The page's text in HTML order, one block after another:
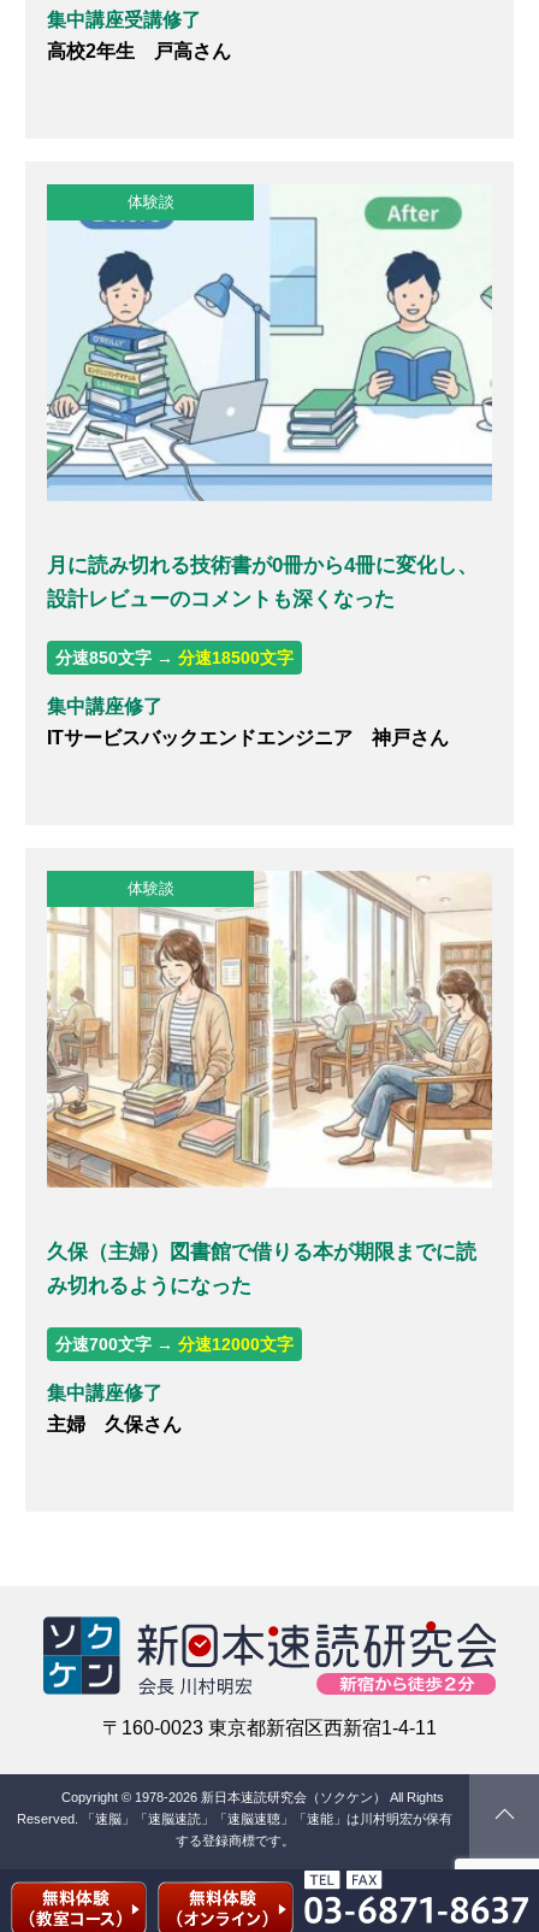
集中講座受講修了
高校2年生 戸高さん
体験談
月に読み切れる技術書が0冊から4冊に変化し、
設計レビューのコメントも深くなった
分速850文字 →分速18500文字
集中講座修了
ITサービスバックエンドエンジニア 神戸さん
体験談
久保（主婦）図書館で借りる本が期限までに読
み切れるようになった
分速700文字 →分速12000文字
集中講座修了
主婦 久保さん
〒160-0023 東京都新宿区西新宿1-4-11
Copyright © 1978-2026 新日本速読研究会（ソクケン） All Rights
Reserved.
「速脳」「速脳速読」「速脳速聴」「速能」は川村明宏が保有
する登録商標です。